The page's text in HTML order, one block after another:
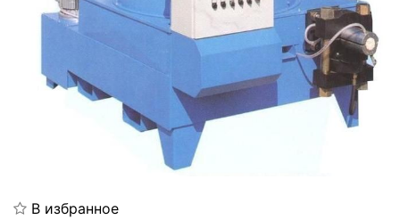
В избранное